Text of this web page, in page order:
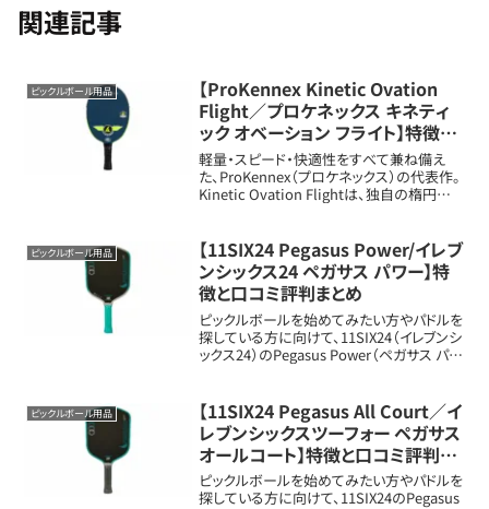
関連記事
ピックルボール用品
【ProKennex Kinetic Ovation
Flight／プロケネックス キネティ
ック オベーション フライト】特徴と
口コミ評判まとめ
軽量・スピード・快適性をすべて兼ね備え
た、ProKennex（プロケネックス）の代表作。
Kinetic Ovation Flightは、独自の楕円形フ
ドル...
ピックルボール用品
【11SIX24 Pegasus Power/イレブ
ンシックス24 ペガサス パワー】特
徴と口コミ評判まとめ
ピックルボールを始めてみたい方やパドルを
探している方に向けて、11SIX24（イレブンシ
ックス24）のPegasus Power（ペガサス パワ
材：11SI...
ピックルボール用品
【11SIX24 Pegasus All Court／イ
レブンシックスツーフォー ペガサス
オールコート】特徴と口コミ評判ま
とめ
ピックルボールを始めてみたい方やパドルを
探している方に向けて、11SIX24のPegasus